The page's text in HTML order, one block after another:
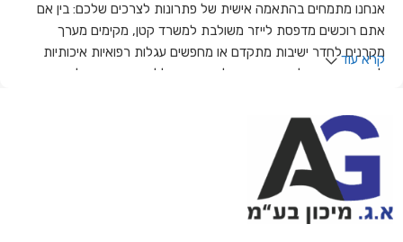
אנחנו מתמחים בהתאמה אישית של פתרונות לצרכים שלכם: בין אם
אתם רוכשים מדפסת לייזר משולבת למשרד קטן, מקימים מערך
מקרנים לחדר ישיבות מתקדם או מחפשים עגלות רפואיות איכותיות
ליחידה בבית חולים – הצוות שלנו כאן כדי ללוות אתכם משלב הייעוץ
ציוד משרדי וטכנולוגי לכל צורך –
מדפסות, מקרנים, סורקים ועוד
בין אם אתם מחפשיםמדפסת לייזר מהירה
קרא עוד